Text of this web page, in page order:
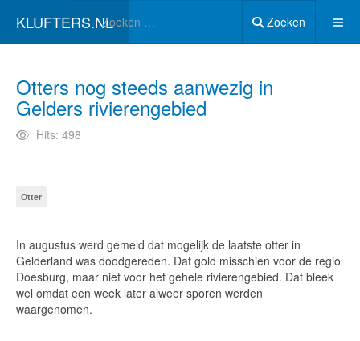
KLUFTERS.NL Zoeken
Otters nog steeds aanwezig in
Gelders rivierengebied
Hits: 498
Otter
In augustus werd gemeld dat mogelijk de laatste otter in
Gelderland was doodgereden. Dat gold misschien voor de regio
Doesburg, maar niet voor het gehele rivierengebied. Dat bleek
wel omdat een week later alweer sporen werden
waargenomen.